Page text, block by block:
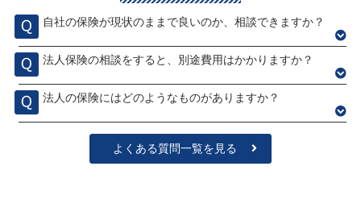
自社の保険が現状のままで良いのか、相談できますか？
法人保険の相談をすると、別途費用はかかりますか？
法人の保険にはどのようなものがありますか？
よくある質問一覧を見る